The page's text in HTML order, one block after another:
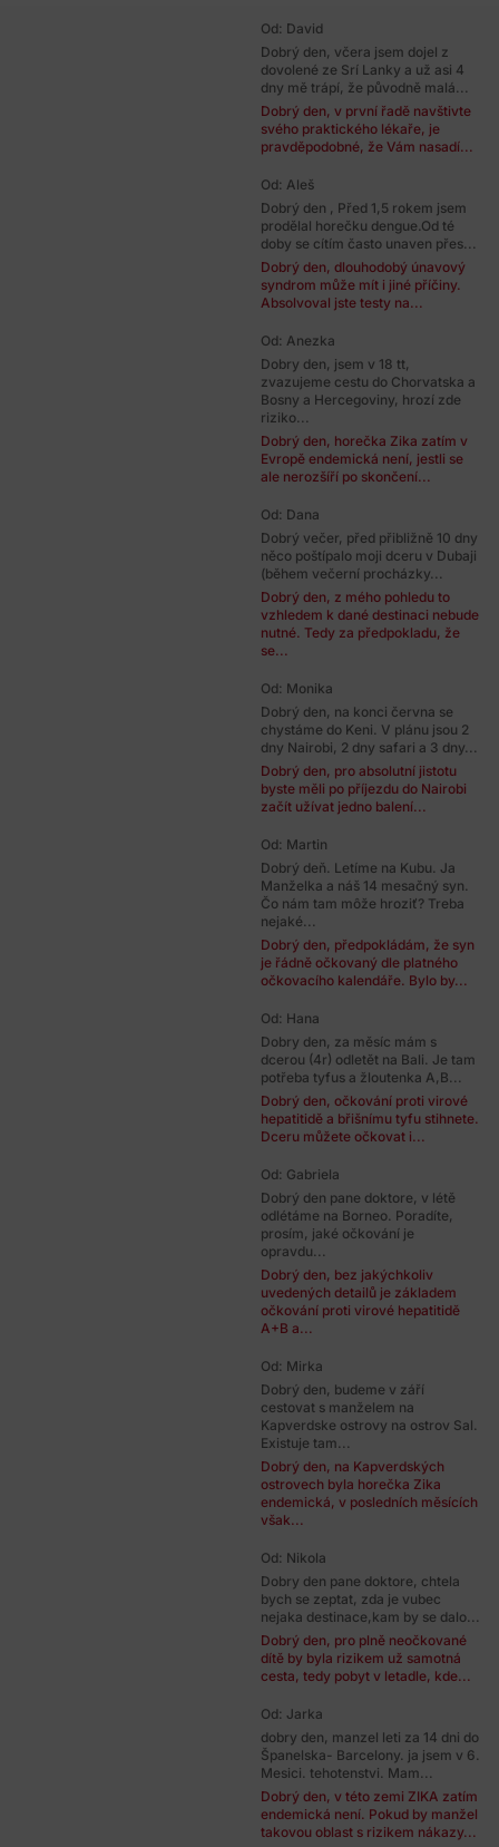
Od: David
Dobrý den, včera jsem dojel z
dovolené ze Srí Lanky a už asi 4
dny mě trápí, že původně malá...
Dobrý den, v první řadě navštivte
svého praktického lékaře, je
pravděpodobné, že Vám nasadí...
Od: Aleš
Dobrý den , Před 1,5 rokem jsem
prodělal horečku dengue.Od té
doby se cítím často unaven přes...
Dobrý den, dlouhodobý únavový
syndrom může mít i jiné příčiny.
Absolvoval jste testy na...
Od: Anezka
Dobry den, jsem v 18 tt,
zvazujeme cestu do Chorvatska a
Bosny a Hercegoviny, hrozí zde
riziko...
Dobrý den, horečka Zika zatím v
Evropě endemická není, jestli se
ale nerozšíří po skončení...
Od: Dana
Dobrý večer, před přibližně 10 dny
něco poštípalo moji dceru v Dubaji
(během večerní procházky...
Dobrý den, z mého pohledu to
vzhledem k dané destinaci nebude
nutné. Tedy za předpokladu, že
se...
Od: Monika
Dobrý den, na konci června se
chystáme do Keni. V plánu jsou 2
dny Nairobi, 2 dny safari a 3 dny...
Dobrý den, pro absolutní jistotu
byste měli po příjezdu do Nairobi
začít užívat jedno balení...
Od: Martin
Dobrý deň. Letíme na Kubu. Ja
Manželka a náš 14 mesačný syn.
Čo nám tam môže hroziť? Treba
nejaké...
Dobrý den, předpokládám, že syn
je řádně očkovaný dle platného
očkovacího kalendáře. Bylo by...
Od: Hana
Dobry den, za měsíc mám s
dcerou (4r) odletět na Bali. Je tam
potřeba tyfus a žloutenka A,B...
Dobrý den, očkování proti virové
hepatitidě a břišnímu tyfu stihnete.
Dceru můžete očkovat i...
Od: Gabriela
Dobrý den pane doktore, v létě
odlétáme na Borneo. Poradíte,
prosím, jaké očkování je
opravdu...
Dobrý den, bez jakýchkoliv
uvedených detailů je základem
očkování proti virové hepatitidě
A+B a...
Od: Mirka
Dobrý den, budeme v září
cestovat s manželem na
Kapverdske ostrovy na ostrov Sal.
Existuje tam...
Dobrý den, na Kapverdských
ostrovech byla horečka Zika
endemická, v posledních měsících
však...
Od: Nikola
Dobry den pane doktore, chtela
bych se zeptat, zda je vubec
nejaka destinace,kam by se dalo...
Dobrý den, pro plně neočkované
dítě by byla rizikem už samotná
cesta, tedy pobyt v letadle, kde...
Od: Jarka
dobry den, manzel leti za 14 dni do
Španelska- Barcelony. ja jsem v 6.
Mesici. tehotenstvi. Mam...
Dobrý den, v této zemi ZIKA zatím
endemická není. Pokud by manžel
takovou oblast s rizikem nákazy...